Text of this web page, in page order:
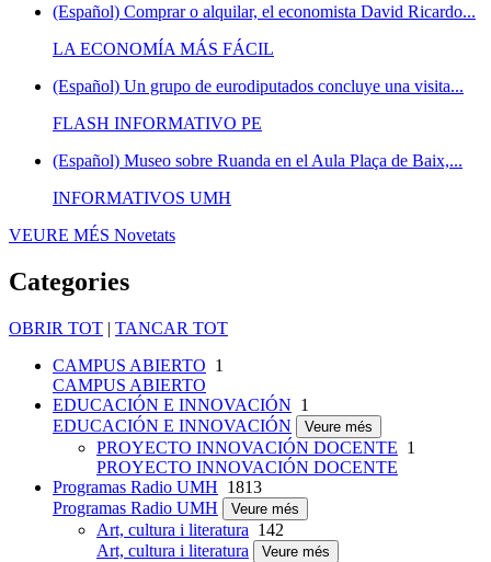
(Español) Comprar o alquilar, el economista David Ricardo...
LA ECONOMÍA MÁS FÁCIL
(Español) Un grupo de eurodiputados concluye una visita...
FLASH INFORMATIVO PE
(Español) Museo sobre Ruanda en el Aula Plaça de Baix,...
INFORMATIVOS UMH
VEURE MÉS Novetats
Categories
OBRIR TOT | TANCAR TOT
CAMPUS ABIERTO 1
CAMPUS ABIERTO
EDUCACIÓN E INNOVACIÓN 1
EDUCACIÓN E INNOVACIÓN
Veure més
PROYECTO INNOVACIÓN DOCENTE 1
PROYECTO INNOVACIÓN DOCENTE
Programas Radio UMH 1813
Programas Radio UMH
Veure més
Art, cultura i literatura 142
Art, cultura i literatura
Veure més